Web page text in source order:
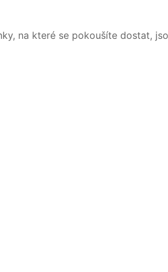
na které se pokoušíte dostat,